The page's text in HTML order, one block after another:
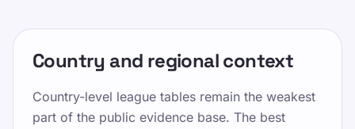
Country and regional context
Country-level league tables remain the weakest
part of the public evidence base. The best